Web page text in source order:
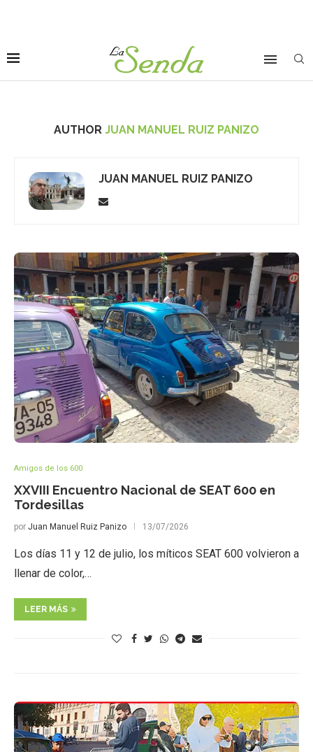
AUTHOR JUAN MANUEL RUIZ PANIZO
JUAN MANUEL RUIZ PANIZO
Amigos de los 600
XXVIII Encuentro Nacional de SEAT 600 en
Tordesillas
por Juan Manuel Ruiz Panizo 13/07/2026
Los días 11 y 12 de julio, los míticos SEAT 600 volvieron a
llenar de color,…
LEER MÁS